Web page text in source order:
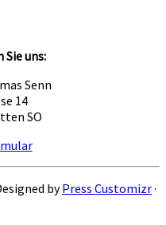
uns:
Senn
14
SO
byPress Customizr·